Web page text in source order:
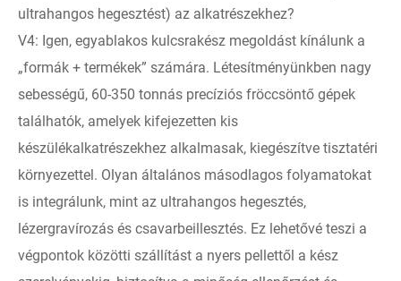
ultrahangos hegesztést) az alkatrészekhez?
V4: Igen, egyablakos kulcsrakész megoldást kínálunk a
„formák + termékek” számára. Létesítményünkben nagy
sebességű, 60-350 tonnás precíziós fröccsöntő gépek
találhatók, amelyek kifejezetten kis
készülékalkatrészekhez alkalmasak, kiegészítve tisztatéri
környezettel. Olyan általános másodlagos folyamatokat
is integrálunk, mint az ultrahangos hegesztés,
lézergravírozás és csavarbeillesztés. Ez lehetővé teszi a
végpontok közötti szállítást a nyers pellettől a kész